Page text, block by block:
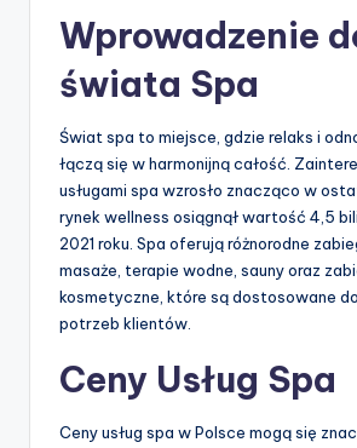
Wprowadzenie
świata Spa
Świat spa to miejsce, gdzie relaks i
łączą się w harmonijną całość.
usługami spa wzrosło znacząco w
rynek wellness osiągnął wartość 4,5
2021 roku. Spa oferują różnorodne
masaże, terapie wodne, sauny oraz
kosmetyczne, które są dostosowane
potrzeb klientów.
Ceny Usług Spa
Ceny usług spa w Polsce mogą się